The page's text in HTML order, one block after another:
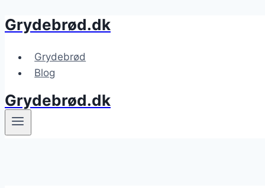
Fortsæt
indhold
Grydebrød.dk
Grydebrød
Blog
Grydebrød.dk